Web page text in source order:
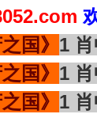
国》 1
国》 1
国》 1